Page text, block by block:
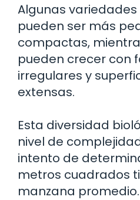
Algunas
pueden ser más
compactas,
pueden crecer con
irregulares y
extensas.
Esta diversidad
nivel de
intento de
metros cuadrados
manzana promedio.